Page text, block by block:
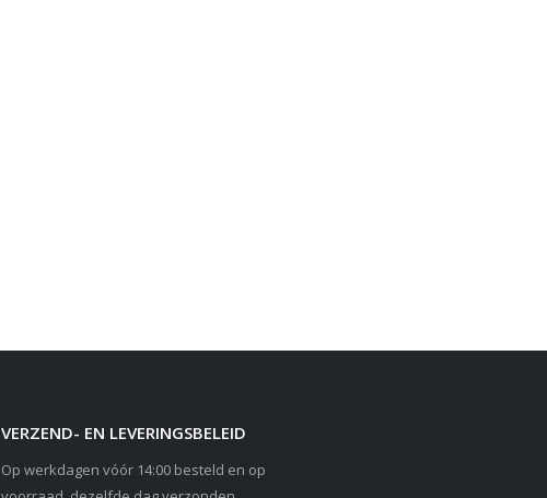
VERZEND- EN LEVERINGSBELEID
Op werkdagen vóór 14:00 besteld en op